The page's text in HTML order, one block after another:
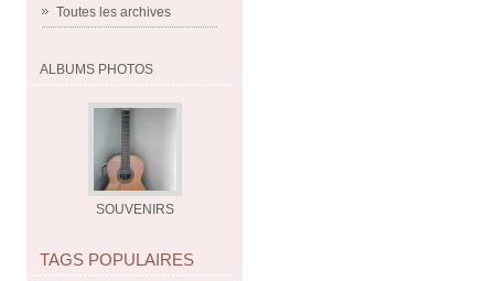
Toutes les archives
ALBUMS PHOTOS
SOUVENIRS
TAGS POPULAIRES